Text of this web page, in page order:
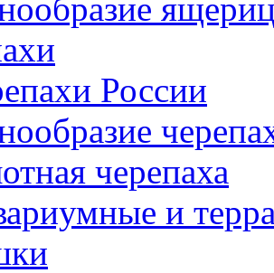
России
черепаха
и